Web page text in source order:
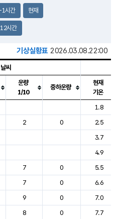
시간 현재
시간
기상실황표 2026.03.08.22:00
, 강수, 바람, 기압등을 안내한 표입
날씨
운량
1/10
중하운량
현재
기온
1.8
2 0
2.5
3.7
4.9
7 0
5.5
7 0
6.6
9 0
7.0
8 0
7.7